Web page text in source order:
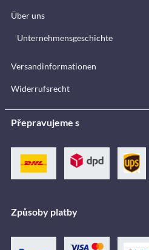
Über uns
Unternehmensgeschichte
Versandinformationen
Widerrufsrecht
Přepravujeme s
Způsoby platby